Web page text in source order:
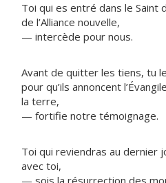
Toi qui es entré dans le
de l’Alliance nouvelle,
— intercède pour nous.
Avant de quitter les tiens, tu
pour qu’ils annoncent
la terre,
— fortifie notre témoignage.
Toi qui reviendras au dernier
avec toi,
— sois la résurrection des